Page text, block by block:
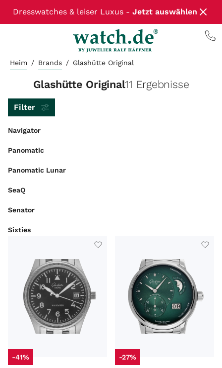
Dresswatches & leiser Luxus - Jetzt auswählen
Heim / Brands / Glashütte Original
Glashütte Original11 Ergebnisse
Filter
Navigator
Panomatic
Panomatic Lunar
SeaQ
Senator
Sixties
MARKE MODEL
LIEFERZEIT ZUSTAND WERK
-41% -27%